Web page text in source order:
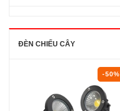
ĐÈN CHIẾU CÂY
-50%